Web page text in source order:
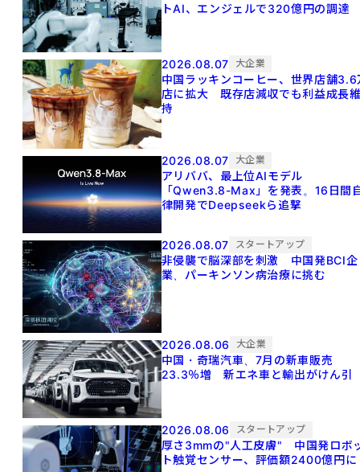
トAI、エンジェルで320億円の調達
2026.08.07 大企業
中国ラッキンコーヒー、世界店舗3.6
店に拡大 既存店減収でも利益成長
持
2026.08.07 大企業
アリババ、最上位AIモデル
「Qwen3.8-Max」を発表。16日間
律開発でDeepseekら追撃
2026.08.07 スタートアップ
非侵襲で脳深部を刺激 中国発BCI企
業、パーキンソン病治療に挑む
2026.08.06 大企業
中国・奇瑞汽車、7月の新車販売
23.3％増 新エネ車と輸出がけん引
2026.08.06 スタートアップ
厚さ3mmの"人工皮膚" 中国発ロボ
ト触覚センサー、評価額2400億円に